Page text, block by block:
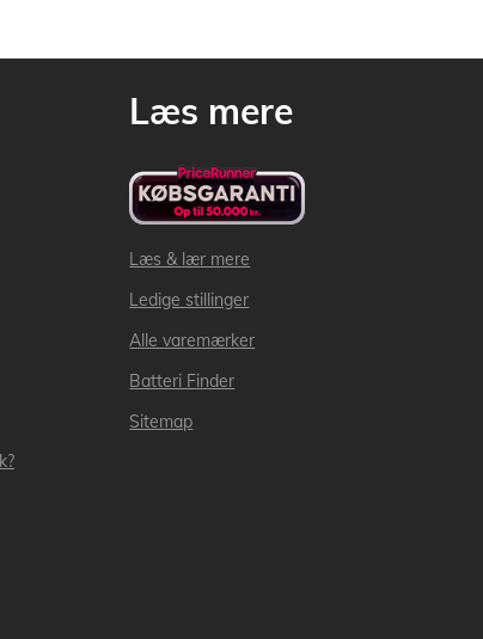
Læs mere
Læs & lær mere
Ledige stillinger
Alle varemærker
Batteri Finder
Sitemap